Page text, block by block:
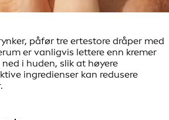
påfør tre ertestore dråper med
er vanligvis lettere enn kremer
i huden, slik at høyere
ingredienser kan redusere